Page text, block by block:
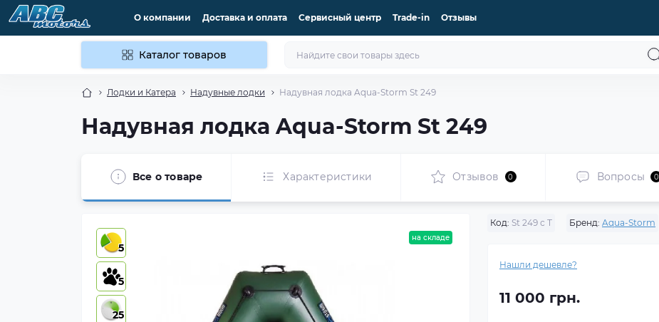
О компании Доставка и оплата Сервисный центр Trade-in Отзывы
Каталог товаров
Лодки и Катера Надувные лодки Надувная лодка Aqua-Storm St 249
Надувная лодка Aqua-Storm St 249
Все о товаре Характеристики Отзывов 0 Вопросы 0
5
5
25
на складе
Код: St 249 с Т Бренд: Aqua-Storm
Нашли дешевле?
11 000 грн.